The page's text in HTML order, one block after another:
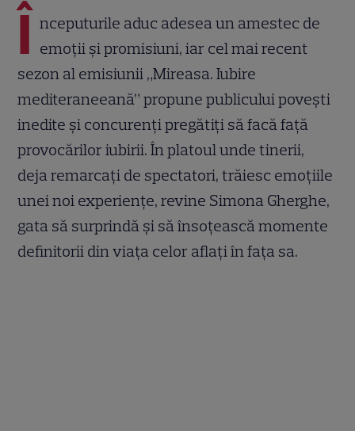
Î nceputurile aduc adesea un amestec de
emoții și promisiuni, iar cel mai recent
sezon al emisiunii „Mireasa. Iubire
mediteraneeană” propune publicului povești
inedite și concurenți pregătiți să facă față
provocărilor iubirii. În platoul unde tinerii,
deja remarcați de spectatori, trăiesc emoțiile
unei noi experiențe, revine Simona Gherghe,
gata să surprindă și să însoțească momente
definitorii din viața celor aflați în fața sa.